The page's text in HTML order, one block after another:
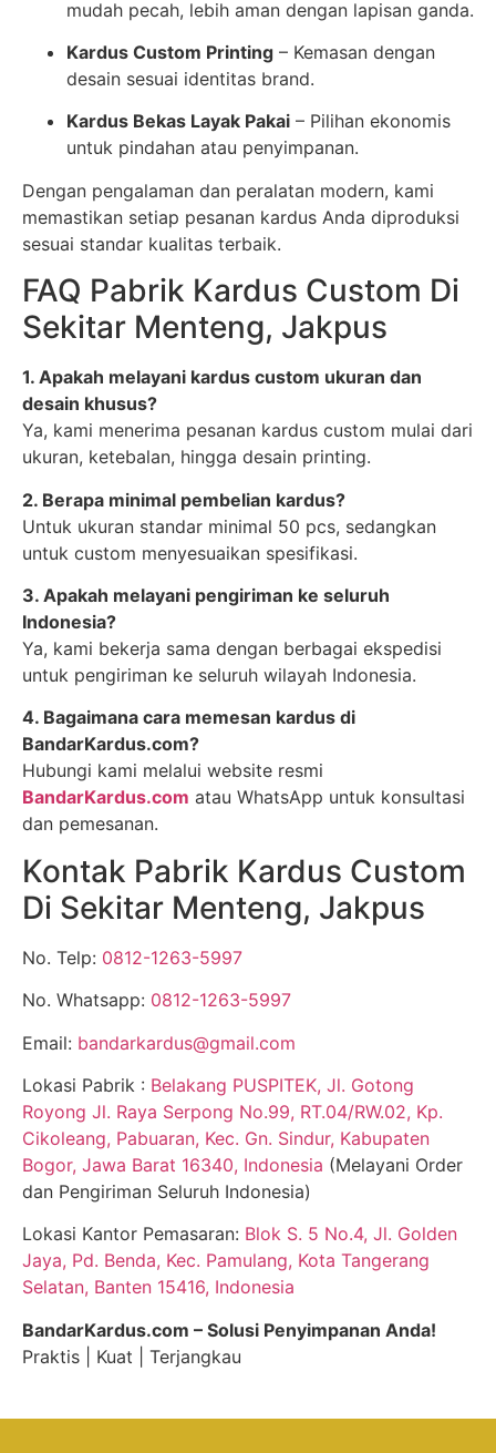
mudah pecah, lebih aman dengan lapisan ganda.
Kardus Custom Printing – Kemasan dengan
desain sesuai identitas brand.
Kardus Bekas Layak Pakai – Pilihan ekonomis
untuk pindahan atau penyimpanan.
Dengan pengalaman dan peralatan modern, kami
memastikan setiap pesanan kardus Anda diproduksi
sesuai standar kualitas terbaik.
FAQ Pabrik Kardus Custom Di
Sekitar Menteng, Jakpus
1. Apakah melayani kardus custom ukuran dan
desain khusus?
Ya, kami menerima pesanan kardus custom mulai dari
ukuran, ketebalan, hingga desain printing.
2. Berapa minimal pembelian kardus?
Untuk ukuran standar minimal 50 pcs, sedangkan
untuk custom menyesuaikan spesifikasi.
3. Apakah melayani pengiriman ke seluruh
Indonesia?
Ya, kami bekerja sama dengan berbagai ekspedisi
untuk pengiriman ke seluruh wilayah Indonesia.
4. Bagaimana cara memesan kardus di
BandarKardus.com?
Hubungi kami melalui website resmi
BandarKardus.com atau WhatsApp untuk konsultasi
dan pemesanan.
Kontak Pabrik Kardus Custom
Di Sekitar Menteng, Jakpus
No. Telp: 0812-1263-5997
No. Whatsapp: 0812-1263-5997
Email: bandarkardus@gmail.com
Lokasi Pabrik : Belakang PUSPITEK, Jl. Gotong
Royong Jl. Raya Serpong No.99, RT.04/RW.02, Kp.
Cikoleang, Pabuaran, Kec. Gn. Sindur, Kabupaten
Bogor, Jawa Barat 16340, Indonesia (Melayani Order
dan Pengiriman Seluruh Indonesia)
Lokasi Kantor Pemasaran: Blok S. 5 No.4, Jl. Golden
Jaya, Pd. Benda, Kec. Pamulang, Kota Tangerang
Selatan, Banten 15416, Indonesia
BandarKardus.com – Solusi Penyimpanan Anda!
Praktis | Kuat | Terjangkau